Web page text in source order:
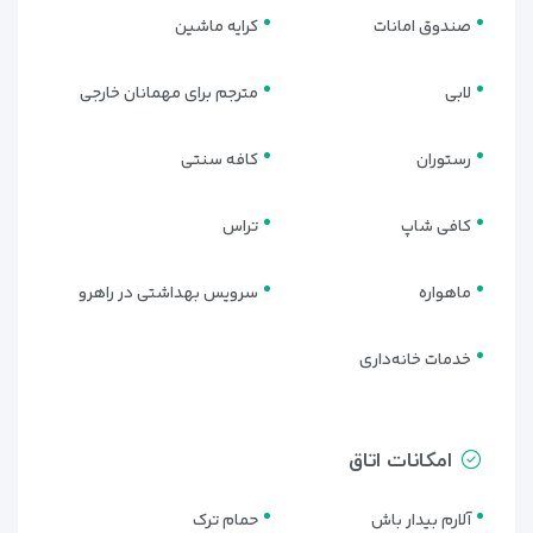
هتل دارای یک استخر سرپوشیده بزرگ با طراحی زیبا و دمای
نورپردازی حرفه‌ای و فضای آرام استخر، شرایطی عالی برای ریلکس
مرکز اسپا و سلامتی
سونا خشک و سونا بخار
خدمات پاک‌سازی پوست و ریلکسیشن
صندوق امانات کرایه ماشین
لابی مترجم برای مهمانان خارجی
رستوران کافه سنتی
کافی شاپ تراس
ماهواره سرویس بهداشتی در راهرو
خدمات خانه‌داری
امکانات اتاق
آلارم بیدار باش حمام ترک